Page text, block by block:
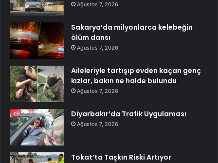
Ağustos 7, 2026
Sakarya’da milyonlarca kelebeğin
ölüm dansı
Ağustos 7, 2026
Aileleriyle tartışıp evden kaçan genç
kızlar, bakın ne halde bulundu
Ağustos 7, 2026
Diyarbakır’da Trafik Uygulaması
Ağustos 7, 2026
Tokat’ta Taşkın Riski Artıyor